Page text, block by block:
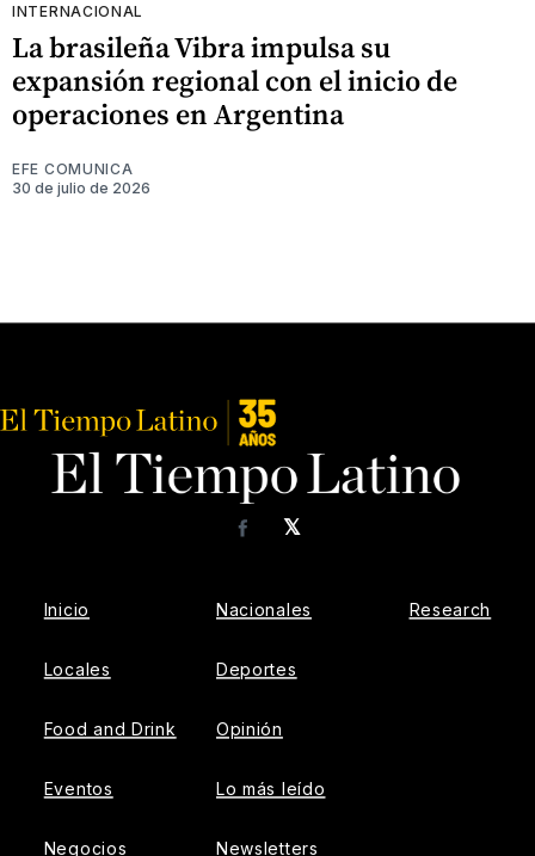
INTERNACIONAL
La brasileña Vibra impulsa su
expansión regional con el inicio de
operaciones en Argentina
EFE COMUNICA
30 de julio de 2026
𝕏
Facebook
Inicio
Locales
Food and Drink
Eventos
Negocios
Nacionales
Deportes
Opinión
Lo más leído
Newsletters
Research